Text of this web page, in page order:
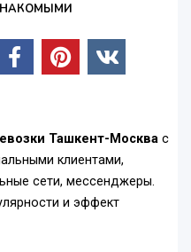
Ташкент-Москва с
клиентами,
сети, мессенджеры.
и эффект